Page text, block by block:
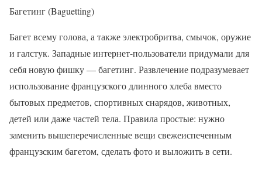
Багетинг (Baguetting)
Багет всему голова, а также электробритва, смычок, оружие
и галстук. Западные интернет-пользователи придумали для
себя новую фишку — багетинг. Развлечение подразумевает
использование французского длинного хлеба вместо
бытовых предметов, спортивных снарядов, животных,
детей или даже частей тела. Правила простые: нужно
заменить вышеперечисленные вещи свежеиспеченным
французским багетом, сделать фото и выложить в сети.